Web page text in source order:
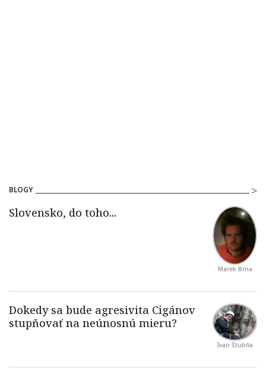
BLOGY
Marek Brna
Ivan Štubňa